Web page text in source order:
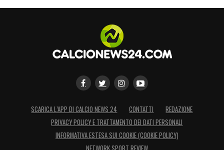
SCARICA L’APP DI CALCIO NEWS 24 CONTATTI
REDAZIONE
PRIVACY POLICY E TRATTAMENTO DEI DATI PERSONALI
INFORMATIVA ESTESA SUI COOKIE (COOKIE POLICY)